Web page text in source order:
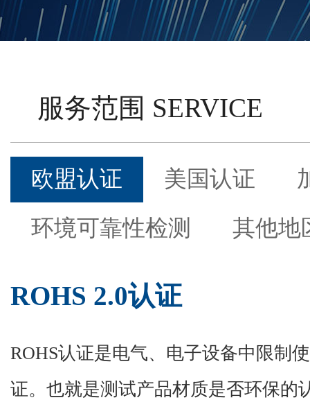
服务范围 SERVICE
欧盟认证 美国认证
环境可靠性检测
其他地
ROHS 2.0认证
ROHS认证是电气、电子设备中限制
证。 也就是测试产品材质是否环保的